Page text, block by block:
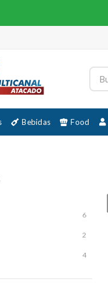
Bebidas Food
6
2
4